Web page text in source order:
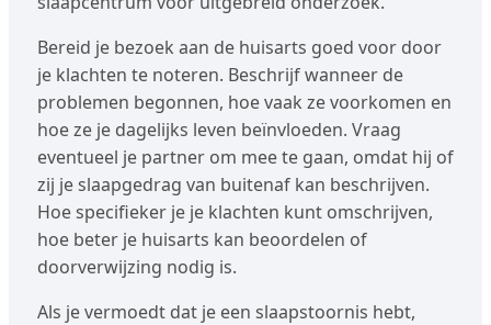
Bereid je bezoek aan de huisarts goed voor door
je klachten te noteren. Beschrijf wanneer de
problemen begonnen, hoe vaak ze voorkomen en
hoe ze je dagelijks leven beïnvloeden. Vraag
eventueel je partner om mee te gaan, omdat hij of
zij je slaapgedrag van buitenaf kan beschrijven.
Hoe specifieker je je klachten kunt omschrijven,
hoe beter je huisarts kan beoordelen of
doorverwijzing nodig is.
Als je vermoedt dat je een slaapstoornis hebt,